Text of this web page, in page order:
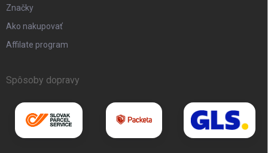
Značky
Ako nakupovať
Affilate program
Spôsoby dopravy